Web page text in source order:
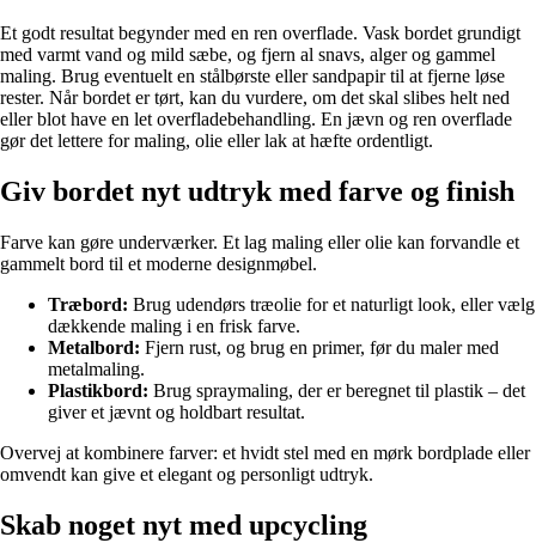
Et godt resultat begynder med en ren overflade. Vask bordet grundigt
med varmt vand og mild sæbe, og fjern al snavs, alger og gammel
maling. Brug eventuelt en stålbørste eller sandpapir til at fjerne løse
rester. Når bordet er tørt, kan du vurdere, om det skal slibes helt ned
eller blot have en let overfladebehandling. En jævn og ren overflade
gør det lettere for maling, olie eller lak at hæfte ordentligt.
Giv bordet nyt udtryk med farve og finish
Farve kan gøre underværker. Et lag maling eller olie kan forvandle et
gammelt bord til et moderne designmøbel.
Træbord: Brug udendørs træolie for et naturligt look, eller vælg
dækkende maling i en frisk farve.
Metalbord: Fjern rust, og brug en primer, før du maler med
metalmaling.
Plastikbord: Brug spraymaling, der er beregnet til plastik – det
giver et jævnt og holdbart resultat.
Overvej at kombinere farver: et hvidt stel med en mørk bordplade eller
omvendt kan give et elegant og personligt udtryk.
Skab noget nyt med upcycling